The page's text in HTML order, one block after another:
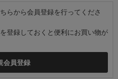
らから会員登録を行ってくださ
登録しておくと便利にお買い物が